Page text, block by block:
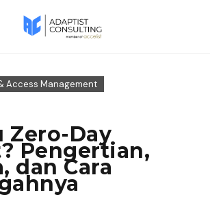
Access Management
Zero-Day
Pengertian,
dan Cara